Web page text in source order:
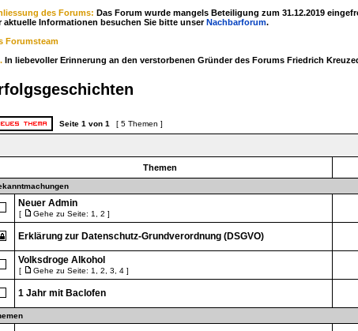
des Forums: Das Forum wurde mangels Beteiligung zum 31.12.2019
aktuelle Informationen besuchen Sie bitte unserNachbarforum.
Forumsteam
In liebevoller Erinnerung an den verstorbenen Gründer des Forums Friedrich
Seite 1 von 1 [ 5 Themen ]
Themen
Neuer Admin
[ Gehe zu Seite: 1 2 ]
Erklärung zur Datenschutz-Grundverordnung (DSGVO)
Volksdroge Alkohol
[ Gehe zu Seite: 1 2 3 4 ]
1 Jahr mit Baclofen